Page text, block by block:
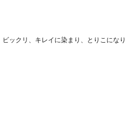
ックリ、キレイに染まり、とりこになり